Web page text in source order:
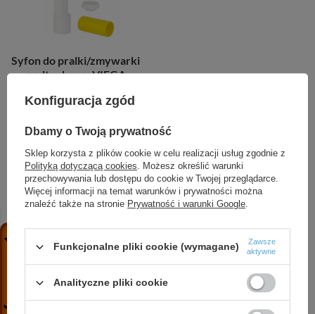
Syfon do pralki/zmywarki
podtynkowy VIEGA
Viega – profesjonalne systemy instalacyjne dla wymagających
inwestycji
Marka Viega od wielu lat wyznacza kierunki rozwoju
nowoczesnej techniki instalacyjnej. Dzięki połączeniu
niemieckiej precyzji, zaawansowanych technologii
zdobyła pozycję jednego z najważniejszych producentów
armatury i systemów instalacyjnych na świecie. Portfolio
obejmuje tysiące produktów przeznaczonych do instalacji
Konfiguracja zgód
Dbamy o Twoją prywatność
Sklep korzysta z plików cookie w celu realizacji usług zgodnie z
Polityką dotyczącą cookies. Możesz określić warunki
przechowywania lub dostępu do cookie w Twojej przeglądarce.
Więcej informacji na temat warunków i prywatności można
znaleźć także na stronie Prywatność i warunki Google.
Funkcjonalne pliki cookie (wymagane)
Zawsze
aktywne
Analityczne pliki cookie